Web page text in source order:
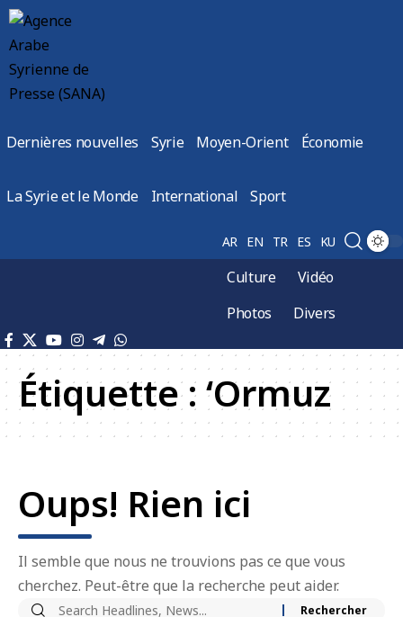
Dernières nouvelles Syrie Moyen-Orient Économie
La Syrie et le Monde International Sport
AR EN TR ES KU
Culture
Vidéo
Photos
Divers
Étiquette : ‘Ormuz
Oups! Rien ici
Il semble que nous ne trouvions pas ce que vous
cherchez. Peut-être que la recherche peut aider.